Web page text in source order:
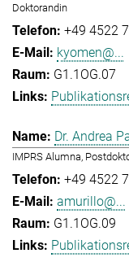
Doktorandin
+49 4522
kyomen@...
G1.1OG.07
Dr. Andrea
IMPRS Alumna,
+49 4522
amurillo@...
G1.1OG.09